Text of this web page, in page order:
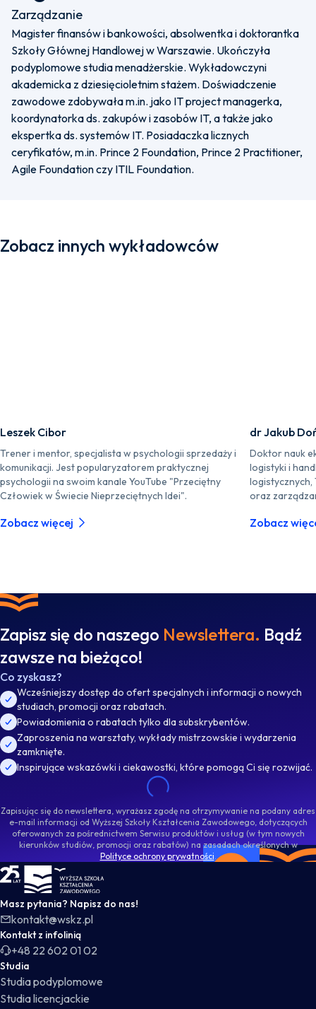
Zarządzanie
Magister finansów i bankowości, absolwentka i doktorantka
Szkoły Głównej Handlowej w Warszawie. Ukończyła
podyplomowe studia menadżerskie. Wykładowczyni
akademicka z dziesięcioletnim stażem. Doświadczenie
zawodowe zdobywała m.in. jako IT project managerka,
koordynatorka ds. zakupów i zasobów IT, a także jako
ekspertka ds. systemów IT. Posiadaczka licznych
ceryfikatów, m.in. Prince 2 Foundation, Prince 2 Practitioner,
Agile Foundation czy ITIL Foundation.
Zobacz innych wykładowców
Leszek Cibor
Trener i mentor, specjalista w psychologii sprzedaży i
komunikacji. Jest popularyzatorem praktycznej
psychologii na swoim kanale YouTube "Przeciętny
Człowiek w Świecie Nieprzeciętnych Idei".
Zobacz więcej
dr Jakub
Doktor nauk
logistyki i
logistycznych,
oraz
Zobacz
Zapisz się do naszego Newslettera. Bądź
zawsze na bieżąco!
Co zyskasz?
Wcześniejszy dostęp do ofert specjalnych i informacji o nowych
studiach, promocji oraz rabatach.
Powiadomienia o rabatach tylko dla subskrybentów.
Zaproszenia na warsztaty, wykłady mistrzowskie i wydarzenia
zamknięte.
Inspirujące wskazówki i ciekawostki, które pomogą Ci się rozwijać.
Zapisując się do newslettera, wyrażasz zgodę na otrzymywanie na podany adres
e-mail informacji od Wyższej Szkoły Kształcenia Zawodowego, dotyczących
oferowanych za pośrednictwem Serwisu produktów i usług (w tym nowych
kierunków studiów, promocji oraz rabatów) na zasadach określonych w
Polityce ochrony prywatności.
WSKZ - strona główna
Masz pytania? Napisz do nas!
kontakt@wskz.pl
Kontakt z infolinią
+48 22 602 01 02
Studia
Studia podyplomowe
Studia licencjackie